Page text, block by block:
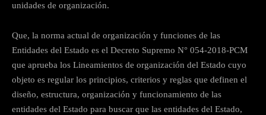
unidades de organización.
Que, la norma actual de organización y funciones de las
Entidades del Estado es el Decreto Supremo N° 054-2018-PCM
que aprueba los Lineamientos de organización del Estado cuyo
objeto es regular los principios, criterios y reglas que definen el
diseño, estructura, organización y funcionamiento de las
entidades del Estado para buscar que las entidades del Estado,